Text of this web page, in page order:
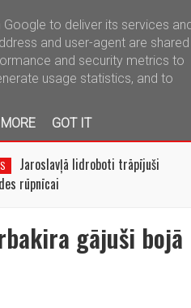
telegram
Jaroslavļā lidroboti trāpījuši
rūpnīcai
gājuši bojā
to deliver its services
and user-agent are shared
and security metrics to
usage statistics, and to
GOT IT